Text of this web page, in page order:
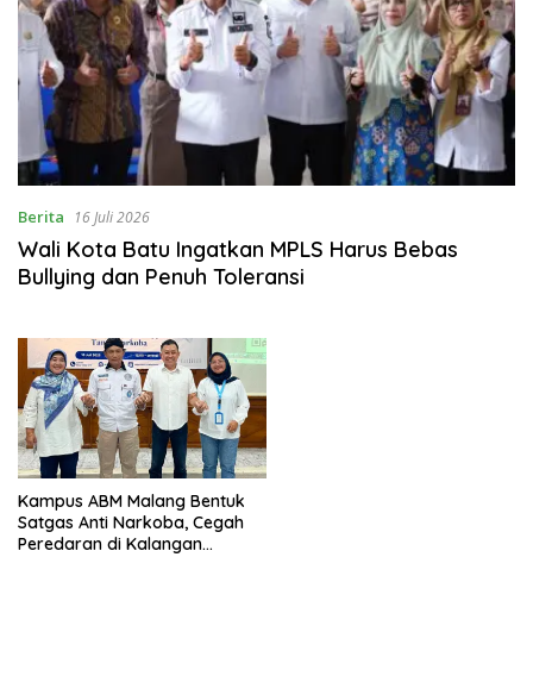
Berita 16 Juli 2026
Wali Kota Batu Ingatkan MPLS Harus Bebas
Bullying dan Penuh Toleransi
Kampus ABM Malang Bentuk
Satgas Anti Narkoba, Cegah
Peredaran di Kalangan